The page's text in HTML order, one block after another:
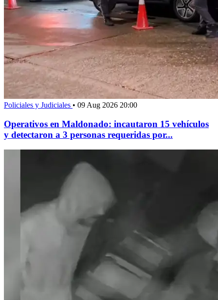
Policiales y Judiciales • 09 Aug 2026 20:00
Operativos en Maldonado: incautaron 15 vehículos
y detectaron a 3 personas requeridas por...